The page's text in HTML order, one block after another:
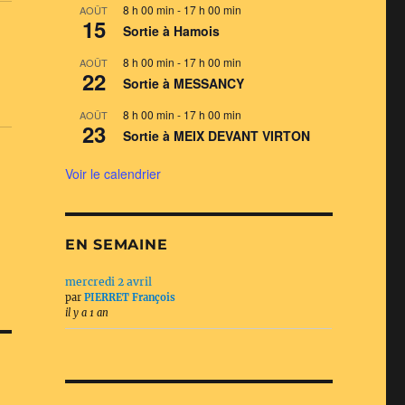
AOÛT
15
8 h 00 min - 17 h 00 min
Sortie à Hamois
AOÛT
22
8 h 00 min - 17 h 00 min
Sortie à MESSANCY
AOÛT
23
8 h 00 min - 17 h 00 min
Sortie à MEIX DEVANT VIRTON
Voir le calendrier
EN SEMAINE
mercredi 2 avril
par PIERRET François
il y a 1 an